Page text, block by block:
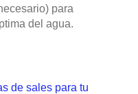
para
del agua.
de sales para tu